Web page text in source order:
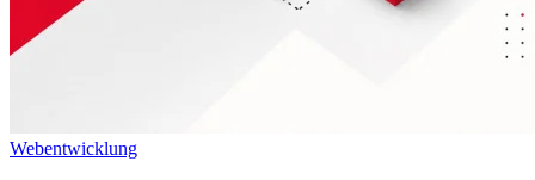
Webentwicklung